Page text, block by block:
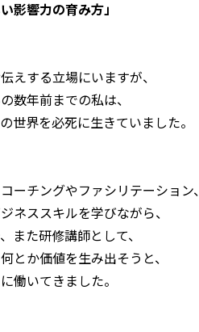
影響力の育み方」
えする立場にいますが、
数年前までの私は、
世界を必死に生きていました。
ーチングやファシリテーション、
ネススキルを学びながら、
また研修講師として、
とか価値を生み出そうと、
働いてきました。